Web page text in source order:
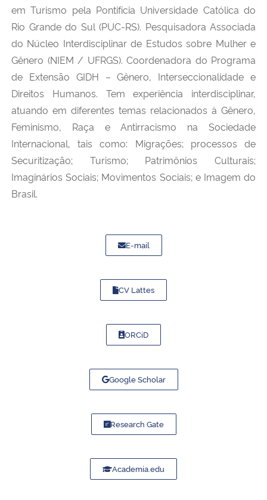
em Turismo pela Pontifícia Universidade Católica do
Rio Grande do Sul (PUC-RS). Pesquisadora Associada
do Núcleo Interdisciplinar de Estudos sobre Mulher e
Gênero (NIEM / UFRGS). Coordenadora do Programa
de Extensão GIDH – Gênero, Interseccionalidade e
Direitos Humanos. Tem experiência interdisciplinar,
atuando em diferentes temas relacionados à Gênero,
Feminismo, Raça e Antirracismo na Sociedade
Internacional, tais como: Migrações; processos de
Securitização; Turismo; Patrimônios Culturais;
Imaginários Sociais; Movimentos Sociais; e Imagem do
Brasil.
E-mail
CV Lattes
ORCiD
Google Scholar
Research Gate
Academia.edu